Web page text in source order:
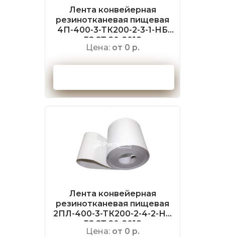
Лента конвейерная
резинотканевая пищевая
4П-400-3-ТК200-2-3-1-НБ
ГОСТ 20-2018
Цена: от 0 р.
Лента конвейерная
резинотканевая пищевая
2ПЛ-400-3-ТК200-2-4-2-НБ
ГОСТ 20-2018
Цена: от 0 р.